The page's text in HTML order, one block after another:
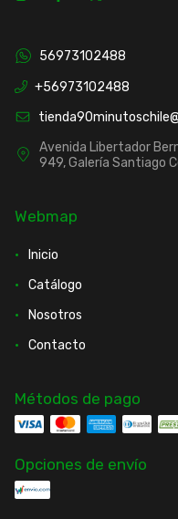
56973102488
+56973102488
Avenida Libertador
949, Galería Santiago
Webmap
Inicio
Catálogo
Nosotros
Contacto
Métodos de pago
Opciones de envío